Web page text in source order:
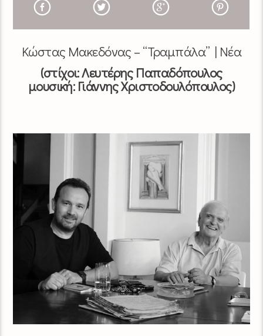
Κώστας Μακεδόνας – “Τραμπάλα” | Νέα
(στίχοι:Λευτέρης Παπαδόπουλος
μουσική: Γιάννης Χριστοδουλόπουλος)